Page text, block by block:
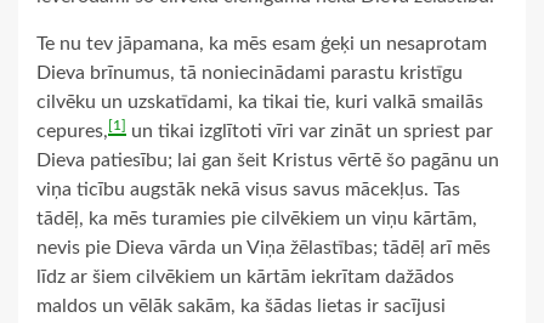
Te nu tev jāpamana, ka mēs esam ģeķi un nesaprotam
Dieva brīnumus, tā noniecinādami parastu kristīgu
cilvēku un uzskatīdami, ka tikai tie, kuri valkā smailās
cepures, [1] un tikai izglītoti vīri var zināt un spriest par
Dieva patiesību; lai gan šeit Kristus vērtē šo pagānu un
viņa ticību augstāk nekā visus savus mācekļus. Tas
tādēļ, ka mēs turamies pie cilvēkiem un viņu kārtām,
nevis pie Dieva vārda un Viņa žēlastības; tādēļ arī mēs
līdz ar šiem cilvēkiem un kārtām iekrītam dažādos
maldos un vēlāk sakām, ka šādas lietas ir sacījusi